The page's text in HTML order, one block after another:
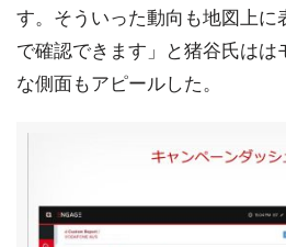
す。そういった動向も地図上に
で確認できます」と猪谷氏はは
な側面もアピールした。